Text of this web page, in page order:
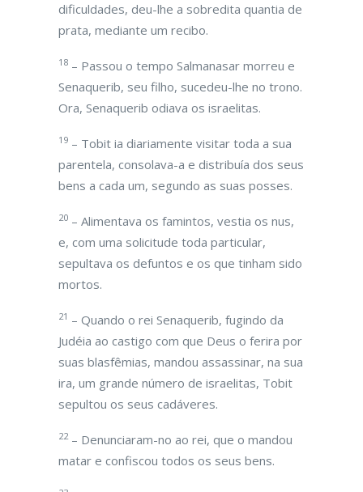
dificuldades, deu-lhe a sobredita quantia de
prata, mediante um recibo.
18 – Passou o tempo Salmanasar morreu e
Senaquerib, seu filho, sucedeu-lhe no trono.
Ora, Senaquerib odiava os israelitas.
19 – Tobit ia diariamente visitar toda a sua
parentela, consolava-a e distribuía dos seus
bens a cada um, segundo as suas posses.
20 – Alimentava os famintos, vestia os nus,
e, com uma solicitude toda particular,
sepultava os defuntos e os que tinham sido
mortos.
21 – Quando o rei Senaquerib, fugindo da
Judéia ao castigo com que Deus o ferira por
suas blasfêmias, mandou assassinar, na sua
ira, um grande número de israelitas, Tobit
sepultou os seus cadáveres.
22– Denunciaram-no ao rei, que o mandou
matar e confiscou todos os seus bens.